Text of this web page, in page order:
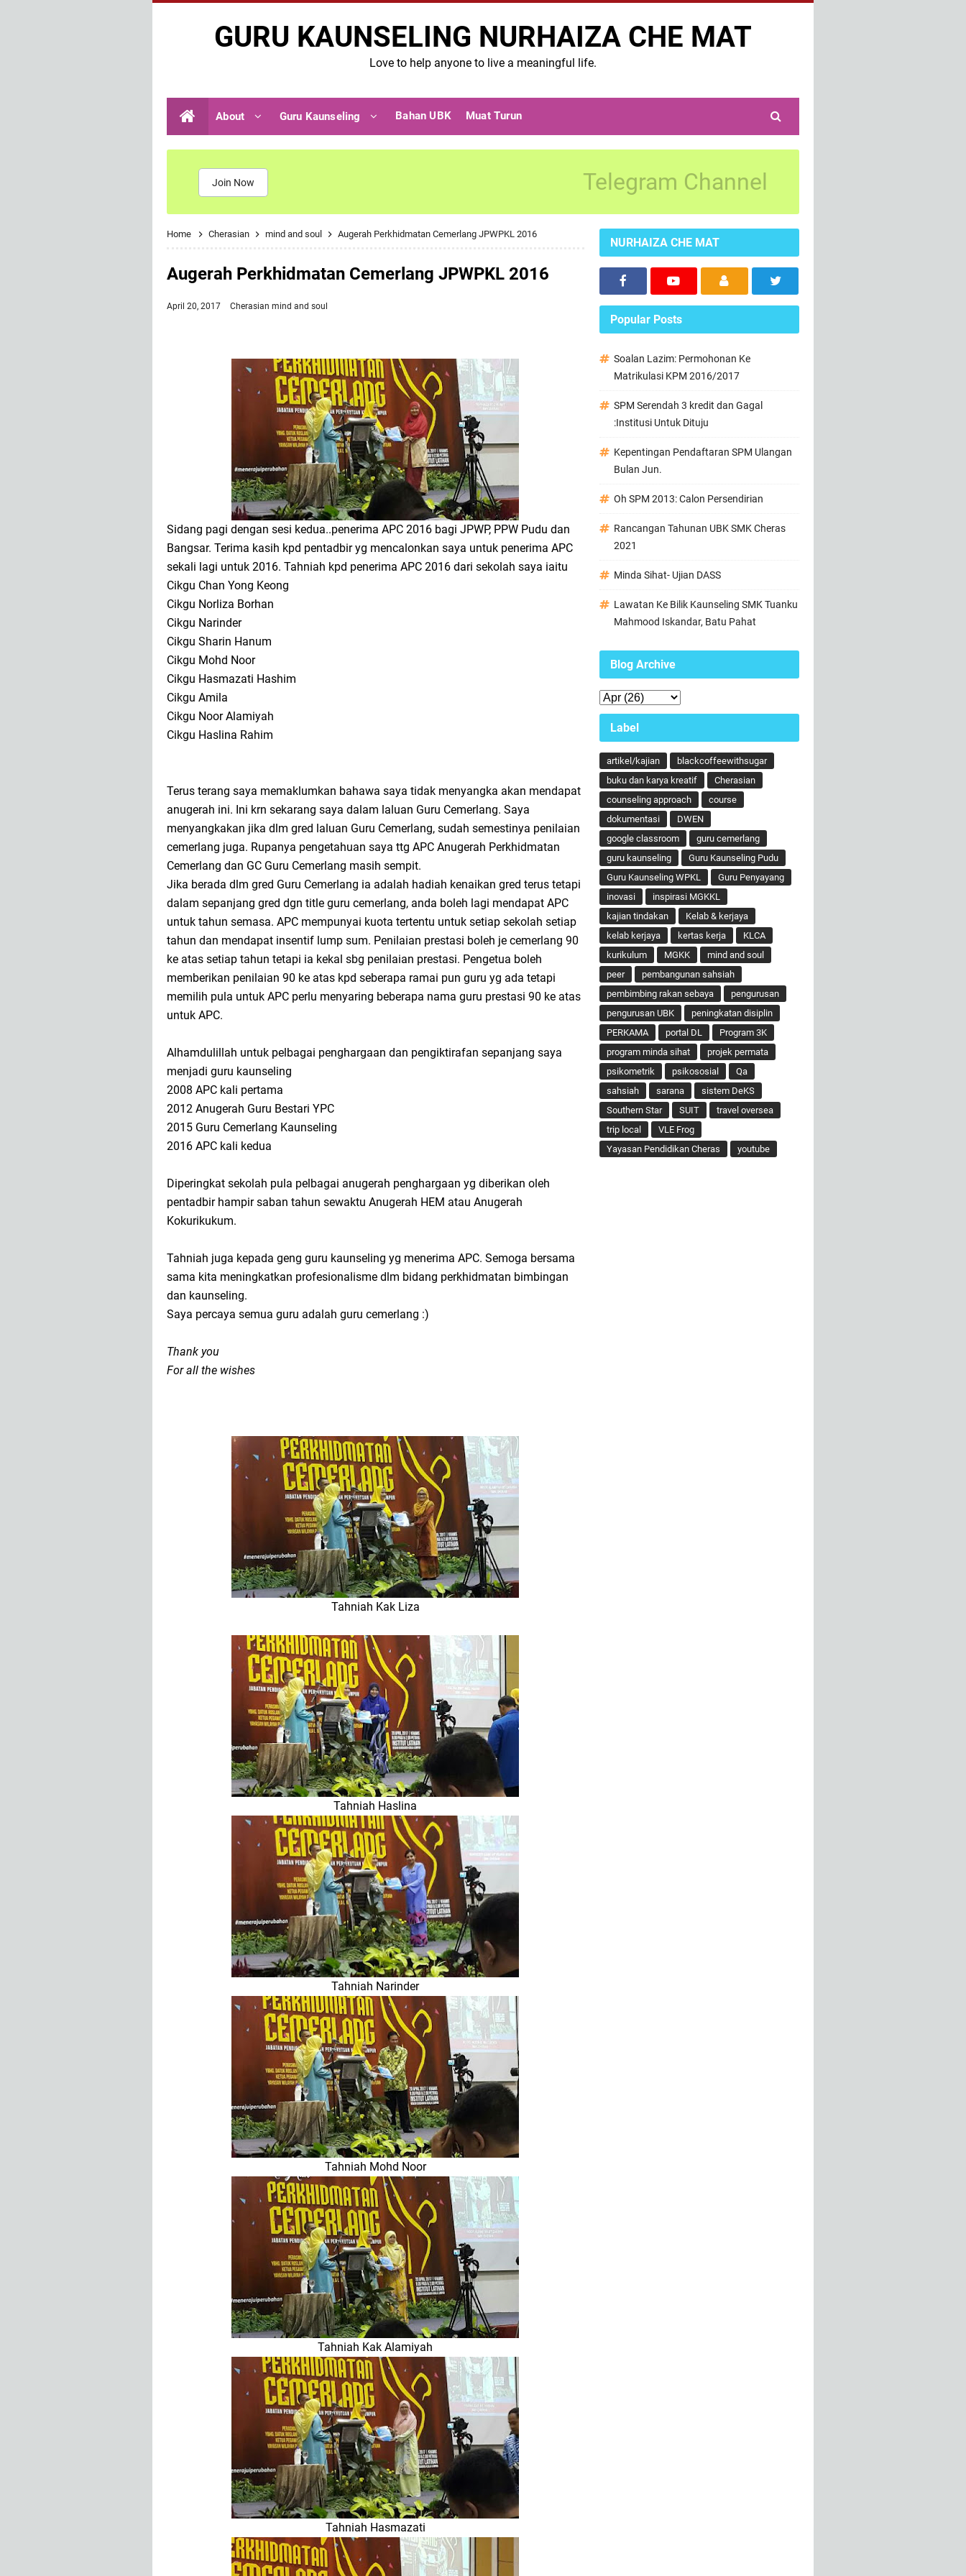
GURU KAUNSELING NURHAIZA CHE MAT
Love to help anyone to live a meaningful life.
About Guru Kaunseling Bahan UBK Muat Turun
Join Now Telegram Channel
Home Cherasian mind and soul Augerah Perkhidmatan Cemerlang JPWPKL 2016
Augerah Perkhidmatan Cemerlang JPWPKL 2016
April 20, 2017 Cherasian mind and soul
Sidang pagi dengan sesi kedua..penerima APC 2016 bagi JPWP, PPW Pudu dan
Bangsar. Terima kasih kpd pentadbir yg mencalonkan saya untuk penerima APC
sekali lagi untuk 2016. Tahniah kpd penerima APC 2016 dari sekolah saya iaitu
Cikgu Chan Yong Keong
Cikgu Norliza Borhan
Cikgu Narinder
Cikgu Sharin Hanum
Cikgu Mohd Noor
Cikgu Hasmazati Hashim
Cikgu Amila
Cikgu Noor Alamiyah
Cikgu Haslina Rahim
Terus terang saya memaklumkan bahawa saya tidak menyangka akan mendapat
anugerah ini. Ini krn sekarang saya dalam laluan Guru Cemerlang. Saya
menyangkakan jika dlm gred laluan Guru Cemerlang, sudah semestinya penilaian
cemerlang juga. Rupanya pengetahuan saya ttg APC Anugerah Perkhidmatan
Cemerlang dan GC Guru Cemerlang masih sempit.
Jika berada dlm gred Guru Cemerlang ia adalah hadiah kenaikan gred terus tetapi
dalam sepanjang gred dgn title guru cemerlang, anda boleh lagi mendapat APC
untuk tahun semasa. APC mempunyai kuota tertentu untuk setiap sekolah setiap
tahun dan mendapat insentif lump sum. Penilaian prestasi boleh je cemerlang 90
ke atas setiap tahun tetapi ia kekal sbg penilaian prestasi. Pengetua boleh
memberikan penilaian 90 ke atas kpd seberapa ramai pun guru yg ada tetapi
memilih pula untuk APC perlu menyaring beberapa nama guru prestasi 90 ke atas
untuk APC.
Alhamdulillah untuk pelbagai penghargaan dan pengiktirafan sepanjang saya
menjadi guru kaunseling
2008 APC kali pertama
2012 Anugerah Guru Bestari YPC
2015 Guru Cemerlang Kaunseling
2016 APC kali kedua
Diperingkat sekolah pula pelbagai anugerah penghargaan yg diberikan oleh
pentadbir hampir saban tahun sewaktu Anugerah HEM atau Anugerah
Kokurikukum.
Tahniah juga kepada geng guru kaunseling yg menerima APC. Semoga bersama
sama kita meningkatkan profesionalisme dlm bidang perkhidmatan bimbingan
dan kaunseling.
Saya percaya semua guru adalah guru cemerlang :)
Thank you
For all the wishes
Tahniah Kak Liza
Tahniah Haslina
Tahniah Narinder
Tahniah Mohd Noor
Tahniah Kak Alamiyah
Tahniah Hasmazati
NURHAIZA CHE MAT
Popular Posts
Soalan Lazim: Permohonan Ke
Matrikulasi KPM 2016/2017
SPM Serendah 3 kredit dan Gagal
:Institusi Untuk Dituju
Kepentingan Pendaftaran SPM Ulangan
Bulan Jun.
Oh SPM 2013: Calon Persendirian
Rancangan Tahunan UBK SMK Cheras
2021
Minda Sihat- Ujian DASS
Lawatan Ke Bilik Kaunseling SMK Tuanku
Mahmood Iskandar, Batu Pahat
Blog Archive
Label
artikel/kajian
blackcoffeewithsugar
buku dan karya kreatif
Cherasian
counseling approach
course
dokumentasi
DWEN
google classroom
guru cemerlang
guru kaunseling
Guru Kaunseling Pudu
Guru Kaunseling WPKL
Guru Penyayang
inovasi
inspirasi MGKKL
kajian tindakan
Kelab & kerjaya
kelab kerjaya
kertas kerja
KLCA
kurikulum
MGKK
mind and soul
peer
pembangunan sahsiah
pembimbing rakan sebaya
pengurusan
pengurusan UBK
peningkatan disiplin
PERKAMA
portal DL
Program 3K
program minda sihat
projek permata
psikometrik
psikososial
Qa
sahsiah
sarana
sistem DeKS
Southern Star
SUIT
travel oversea
trip local
VLE Frog
Yayasan Pendidikan Cheras
youtube